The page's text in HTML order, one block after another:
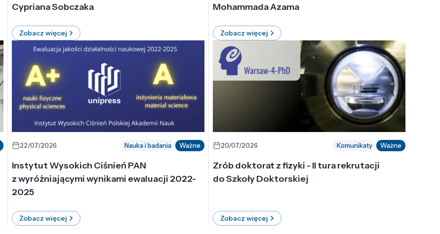
Cypriana Sobczaka
Zobacz więcej
Mohammada Azama
Zobacz więcej
22/07/2026 Nauka i badania Ważne
Instytut Wysokich Ciśnień PAN
z wyróżniającymi wynikami ewaluacji 2022-
2025
Zobacz więcej
20/07/2026 Komunikaty Ważne
Zrób doktorat z fizyki - II tura rekrutacji
do Szkoły Doktorskiej
Zobacz więcej